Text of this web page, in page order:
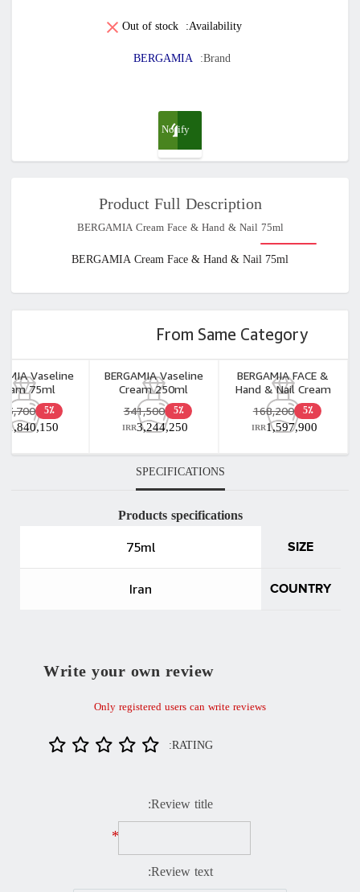
Availability:
Out of stock
Brand:
BERGAMIA
Notify
when
Product Full Description
BERGAMIA Cream Face & Hand & Nail 75ml
BERGAMIA Cream Face & Hand & Nail 75ml
From Same Category
Vaseline
75ml
5٪
1,840,150
BERGAMIA Vaseline
Cream 250ml
5٪ 341,500
3,244,250
IRR
BERGAMIA FACE &
Hand & Nail Cream
75ml
5٪ 168,200
1,597,900
IRR
SPECIFICATIONS
Products specifications
SIZE
75ml
COUNTRY
Iran
Write your own review
Only registered users can write reviews
RATING:
Review title:
*
Review text: